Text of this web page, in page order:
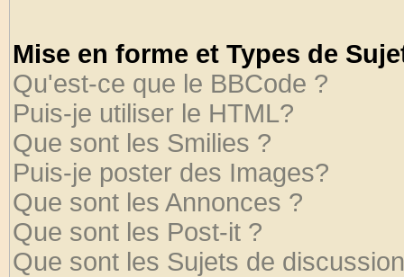
Mise en forme et Types de
Qu'est-ce que le BBCode ?
Puis-je utiliser le HTML?
Que sont les Smilies ?
Puis-je poster des Images?
Que sont les Annonces ?
Que sont les Post-it ?
Que sont les Sujets de